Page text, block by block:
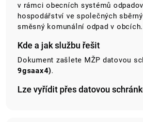
v rámci obecních systémů
hospodářství ve společných
směsný komunální odpad v obcích.
Kde a jak službu řešit
Dokument zašlete MŽP datovou
9gsaax4).
Lze vyřídit přes datovou